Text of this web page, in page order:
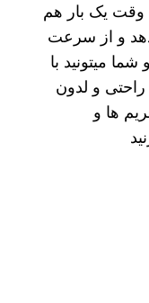
وقت یک بار هم
و از سرعت
میتونید با
و لدون
ها و